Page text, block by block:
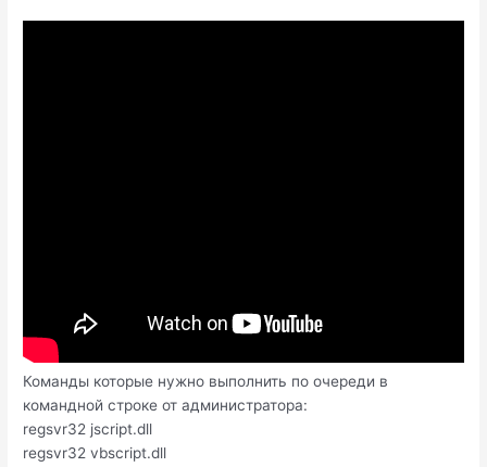
Команды которые нужно выполнить по очереди в
командной строке от администратора:
regsvr32 jscript.dll
regsvr32 vbscript.dll